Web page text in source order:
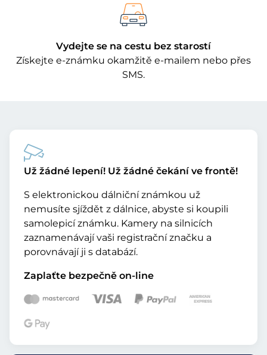
Vydejte se na cestu bez starostí
Získejte e-známku okamžitě e-mailem nebo přes
SMS.
Už žádné lepení! Už žádné čekání ve frontě!
S elektronickou dálniční známkou už
nemusíte sjíždět z dálnice, abyste si koupili
samolepicí známku. Kamery na silnicích
zaznamenávají vaši registrační značku a
porovnávají ji s databází.
Zaplaťte bezpečně on-line